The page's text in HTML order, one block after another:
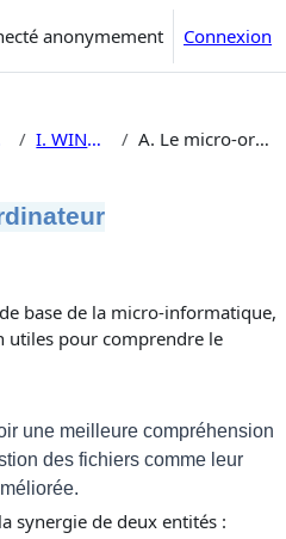
anonymement Connexion
I. WINDOWS A. Le micro-ordinateur
base de la micro-informatique,
utiles pour comprendre le
une meilleure compréhension
des fichiers comme leur
synergie de deux entités :